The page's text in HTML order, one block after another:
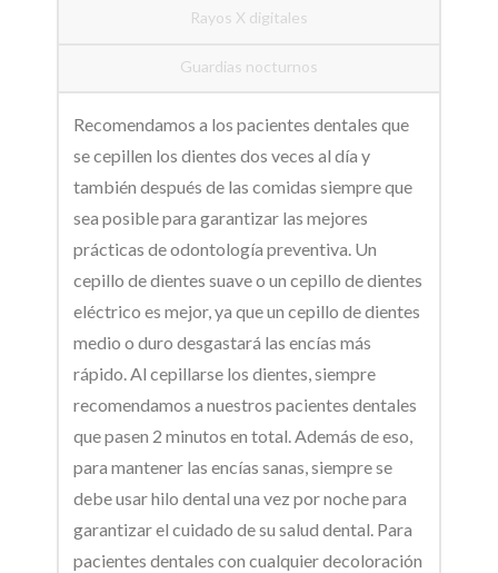
Rayos X digitales
Guardias nocturnos
Recomendamos a los pacientes dentales que
se cepillen los dientes dos veces al día y
también después de las comidas siempre que
sea posible para garantizar las mejores
prácticas de odontología preventiva. Un
cepillo de dientes suave o un cepillo de dientes
eléctrico es mejor, ya que un cepillo de dientes
medio o duro desgastará las encías más
rápido. Al cepillarse los dientes, siempre
recomendamos a nuestros pacientes dentales
que pasen 2 minutos en total. Además de eso,
para mantener las encías sanas, siempre se
debe usar hilo dental una vez por noche para
garantizar el cuidado de su salud dental. Para
pacientes dentales con cualquier decoloración